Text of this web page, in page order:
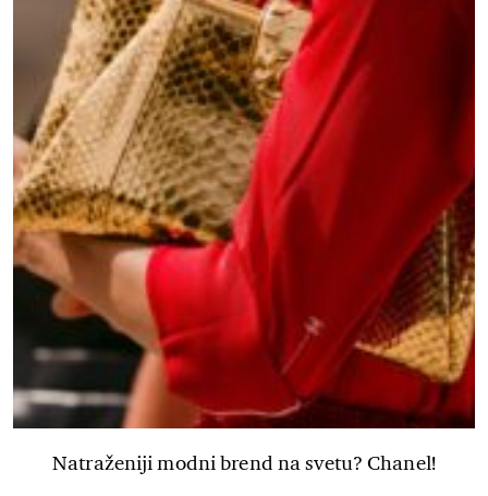
Natraženiji modni brend na svetu? Chanel!